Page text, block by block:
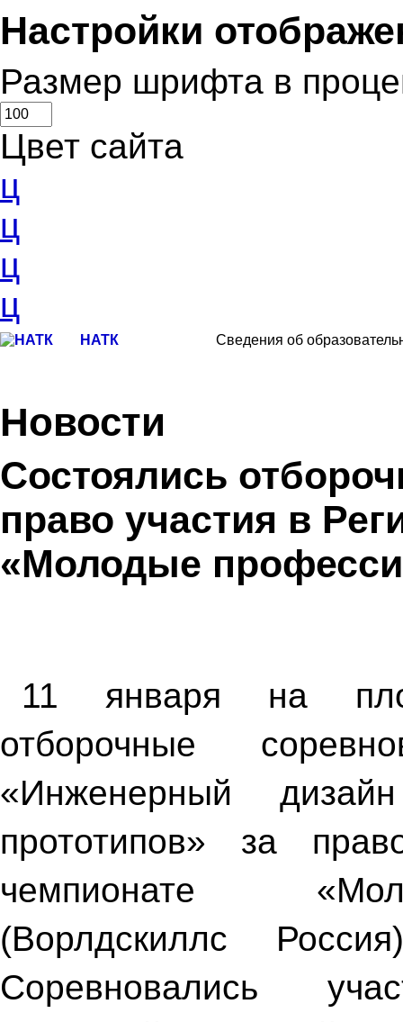
Настройки
Размер шрифта в
Цвет сайта
ц
ц
ц
ц
НАТК Сведения об
Новости
Состоялись
право участия в
«Молодые
11 января на
отборочные
«Инженерный
прототипов» за
чемпионате
(Ворлдскиллс
Соревновались